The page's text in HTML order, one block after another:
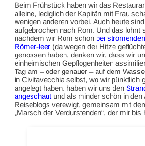
Beim Frühstück haben wir das
alleine, lediglich der Kapitän mit Frau
wenigen anderen vorbei. Auch heute
aufgebrochen nach Rom. Und das lohnt
nachdem wir Rom schon bei
Römer-leer (da wegen der Hitze
genossen haben, denken wir, dass wir
einheimischen Gepflogenheiten
Tag am – oder genauer – auf dem
in Civitavecchia selbst, wo wir pünktlich
angelegt haben, haben wir uns den
angeschaut und als minder schön in den
Reiseblogs verewigt, gemeinsam mit
„Marsch der Verdurstenden“, der mir bis